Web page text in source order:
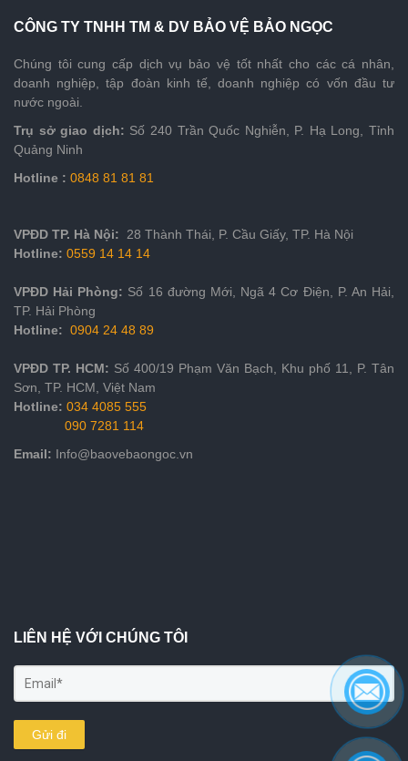
CÔNG TY TNHH TM & DV BẢO VỆ BẢO NGỌC
Chúng tôi cung cấp dịch vụ bảo vệ tốt nhất cho các cá nhân,
doanh nghiệp, tập đoàn kinh tế, doanh nghiệp có vốn đầu tư
nước ngoài.
Trụ sở giao dịch: Số 240 Trần Quốc Nghiễn, P. Hạ Long, Tỉnh
Quảng Ninh
Hotline : 0848 81 81 81
VPĐD TP. Hà Nội:
28 Thành Thái, P. Cầu Giấy, TP. Hà Nội
Hotline: 0559 14 14 14
VPĐD Hải Phòng: Số 16 đường Mới, Ngã 4 Cơ Điện, P. An Hải,
TP. Hải Phòng
Hotline: 0904 24 48 89
VPĐD TP. HCM: Số 400/19 Phạm Văn Bạch, Khu phố 11, P. Tân
Sơn, TP. HCM, Việt Nam
Hotline: 034 4085 555
090 7281 114
Email: Info@baovebaongoc.vn
LIÊN HỆ VỚI CHÚNG TÔI
Gửi đi